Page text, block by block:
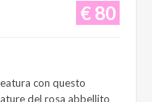
€ 80
con questo
del rosa abbellito